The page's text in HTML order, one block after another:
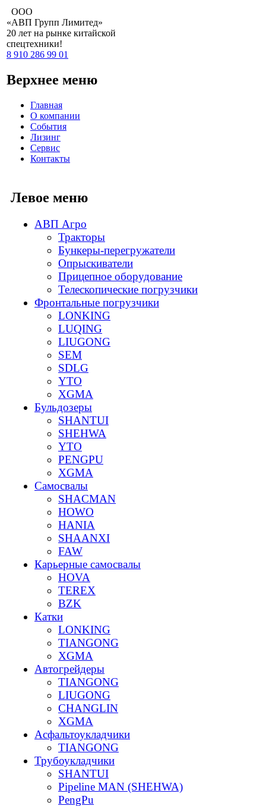
ООО
«АВП Групп Лимитед»
20 лет на рынке китайской
спецтехники!
8 910 286 99 01
Верхнее меню
Главная
О компании
События
Лизинг
Сервис
Контакты
Левое меню
АВП Агро
Тракторы
Бункеры-перегружатели
Опрыскиватели
Прицепное оборудование
Телескопические погрузчики
Фронтальные погрузчики
LONKING
LUQING
LIUGONG
SEM
SDLG
YTO
XGMA
Бульдозеры
SHANTUI
SHEHWA
YTO
PENGPU
XGMA
Самосвалы
SHACMAN
HOWO
HANIA
SHAANXI
FAW
Карьерные самосвалы
HOVA
TEREX
BZK
Катки
LONKING
TIANGONG
XGMA
Автогрейдеры
TIANGONG
LIUGONG
CHANGLIN
XGMA
Асфальтоукладчики
TIANGONG
Трубоукладчики
SHANTUI
Pipeline MAN (SHEHWA)
PengPu